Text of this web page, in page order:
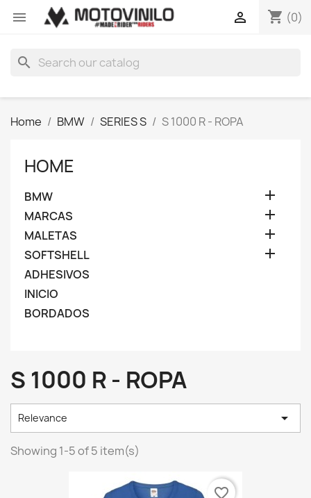
 shopping_cart (0)

search
Home BMW SERIES S S 1000 R - ROPA
HOME
BMW 
MARCAS 
MALETAS 
SOFTSHELL 
ADHESIVOS
INICIO
BORDADOS
S 1000 R - ROPA
Relevance 
Showing 1-5 of 5 item(s)
favorite_border